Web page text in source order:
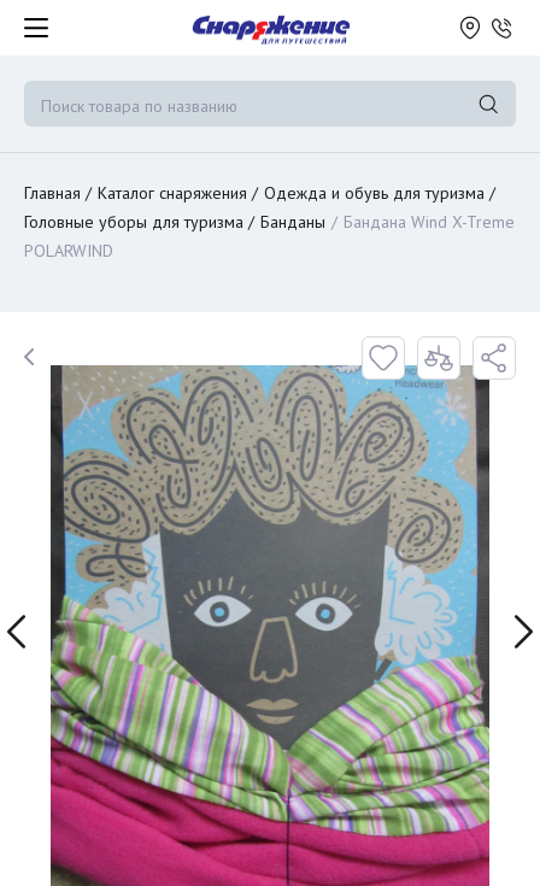
Главная Каталог снаряжения
Одежда и обувь для туризма
Головные уборы для туризма
Банданы
Бандана Wind X-Treme
POLARWIND